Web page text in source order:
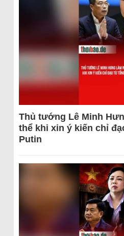
Thủ tướng Lê Minh
thể khi xin ý kiến chỉ
Putin